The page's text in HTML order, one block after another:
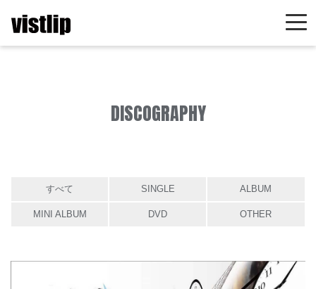
DISCOGRAPHY
すべて SINGLE ALBUM
MINI ALBUM DVD OTHER